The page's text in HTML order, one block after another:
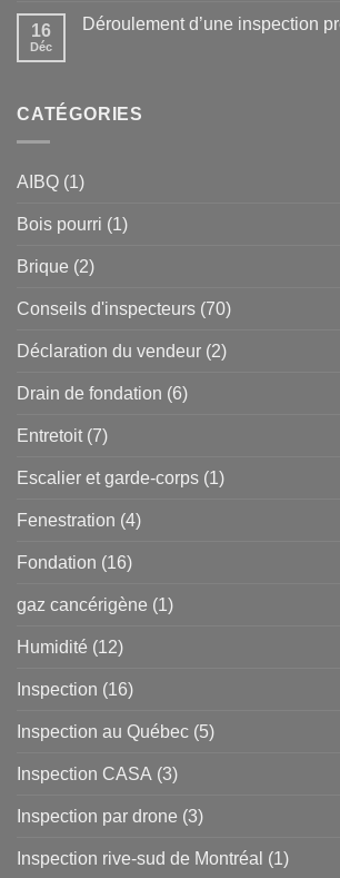
16
Déc
Déroulement d’une inspection
CATÉGORIES
AIBQ (1)
Bois pourri (1)
Brique (2)
Conseils d'inspecteurs (70)
Déclaration du vendeur (2)
Drain de fondation (6)
Entretoit (7)
Escalier et garde-corps (1)
Fenestration (4)
Fondation (16)
gaz cancérigène (1)
Humidité (12)
Inspection (16)
Inspection au Québec (5)
Inspection CASA (3)
Inspection par drone (3)
Inspection rive-sud de Montréal (1)